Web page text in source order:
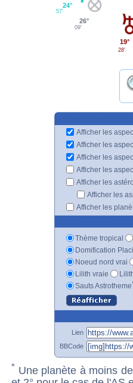
24°
57'
26°
09'
19°
28'
Afficher les
Afficher les
Afficher les
Afficher les
Afficher les
Afficher les
Afficher les
Thème tropical
Domification
Noeud nord vrai
Lilith vraie
Sauts Astrotheme
Lien
BBCode
* Une planète à moins